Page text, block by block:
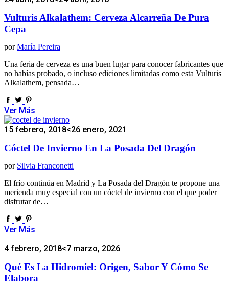
Vulturis Alkalathem: Cerveza Alcarreña De Pura
Cepa
por María Pereira
Una feria de cerveza es una buen lugar para conocer fabricantes que
no habías probado, o incluso ediciones limitadas como esta Vulturis
Alkalathem, pensada…
Ver Más
15 febrero, 2018<26 enero, 2021
Cóctel De Invierno En La Posada Del Dragón
por Silvia Franconetti
El frío continúa en Madrid y La Posada del Dragón te propone una
merienda muy especial con un cóctel de invierno con el que poder
disfrutar de…
Ver Más
4 febrero, 2018<7 marzo, 2026
Qué Es La Hidromiel: Origen, Sabor Y Cómo Se
Elabora